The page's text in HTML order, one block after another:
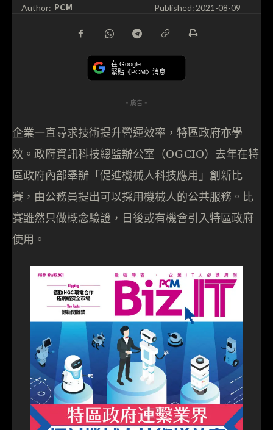
Author: PCM Published: 2021-08-09
在 Google
緊貼《PCM》消息
- 廣告 -
企業一直尋求技術提升營運效率，特區政府亦學
效。政府資訊科技總監辦公室（OGCIO）去年在特
區政府內部舉辦「促進機械人科技應用」創新比
賽，由公務員提出可以採用機械人的公共服務。比
賽雖然只做概念驗證，日後或有機會引入特區政府
使用。